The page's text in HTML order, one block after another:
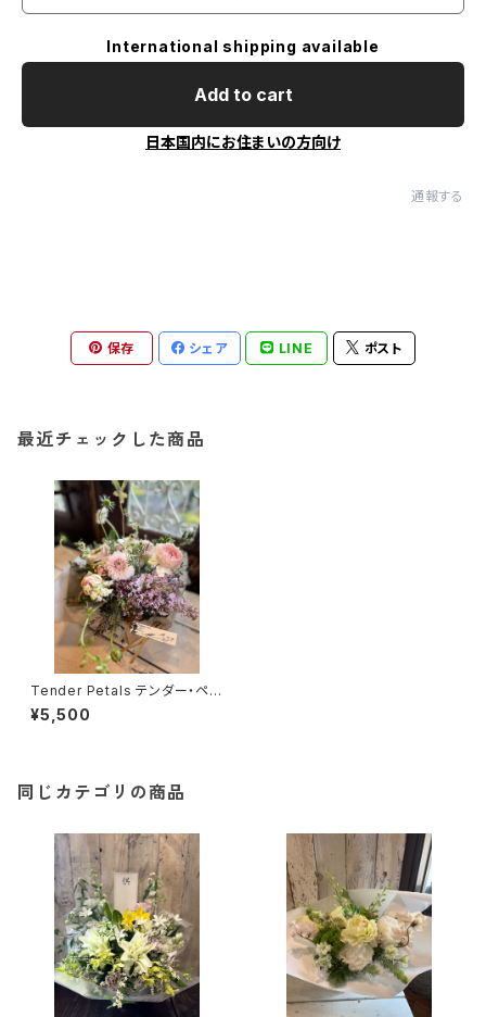
International shipping available
Add to cart
日本国内にお住まいの方向け
通報する
保存 シェア LINE ポスト
最近チェックした商品
Tender Petals テンダー・ペタ
ルズ（MA14）
¥5,500
同じカテゴリの商品